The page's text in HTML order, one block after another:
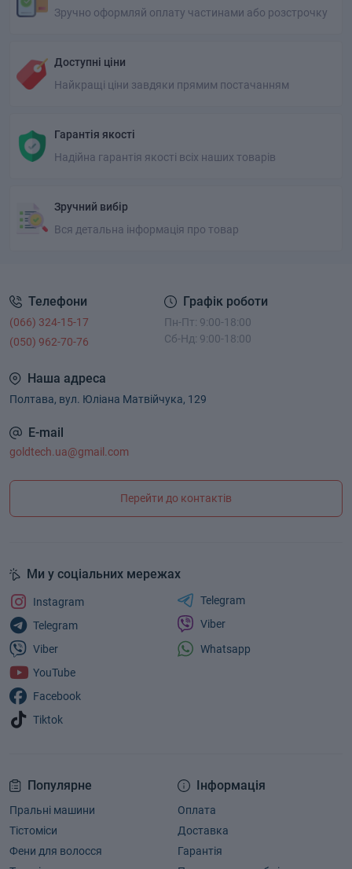
Зручно оформляй оплату частинами або розстрочку
Доступні ціни
Найкращі ціни завдяки прямим постачанням
Гарантія якості
Надійна гарантія якості всіх наших товарів
Зручний вибір
Вся детальна інформація про товар
Телефони
(066) 324-15-17
(050) 962-70-76
Графік роботи
Пн-Пт: 9:00-18:00
Сб-Нд: 9:00-18:00
Наша адреса
Полтава, вул. Юліана Матвійчука, 129
E-mail
goldtech.ua@gmail.com
Перейти до контактів
Популярне
Пральні машини
Тістоміси
Фени для волосся
Інформація
Оплата
Доставка
Гарантія
Ми у соціальних мережах
Instagram
Telegram
Viber
YouTube
Facebook
Tiktok
Telegram
Viber
Whatsapp